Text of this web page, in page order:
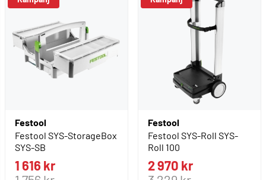
Festool
Festool SYS-StorageBox
SYS-SB
1 616 kr
Festool
Festool SYS-Roll SYS-
Roll 100
2 970 kr